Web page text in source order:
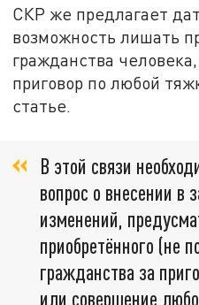
СКР же предлагает
возможность лишать
гражданства
приговор по любой
статье.
В этой связи
вопрос о внесении в
изменений,
приобретённого (не
гражданства за
или совершение